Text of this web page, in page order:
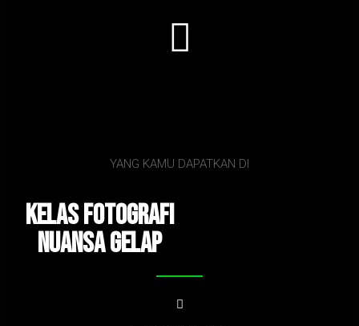
YANG KAMU DAPATKAN DI
Kelas fotoGrafi
Nuansa Gelap